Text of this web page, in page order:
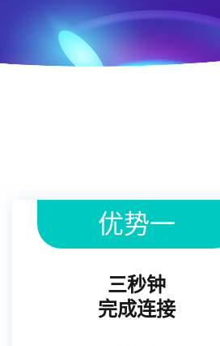
优势一
三秒钟
完成连接